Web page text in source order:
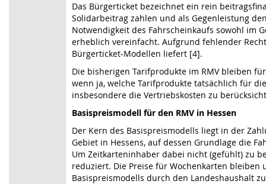
Das Bürgerticket bezeichnet ein rein
Solidarbeitrag zahlen und als Gegenleistung
Notwendigkeit des Fahrscheinkaufs sowohl im
erheblich vereinfacht. Aufgrund fehlender
Bürgerticket-Modellen liefert [4].
Die bisherigen Tarifprodukte im RMV bleiben
wenn ja, welche Tarifprodukte tatsächlich für
insbesondere die Vertriebskosten zu
Basispreismodell für den RMV in Hessen
Der Kern des Basispreismodells liegt in der
Gebiet in Hessens, auf dessen Grundlage die
Um Zeitkarteninhaber dabei nicht (gefühlt) zu
reduziert. Die Preise für Wochenkarten
Basispreismodells durch den Landeshaushalt